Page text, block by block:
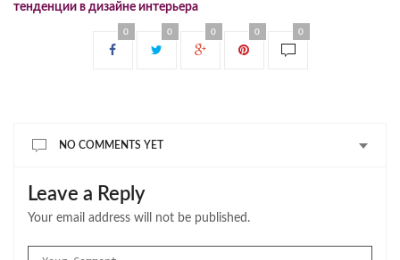
тенденции в дизайне интерьера
0 0 0 0 0
NO COMMENTS YET
Leave a Reply
Your email address will not be published.